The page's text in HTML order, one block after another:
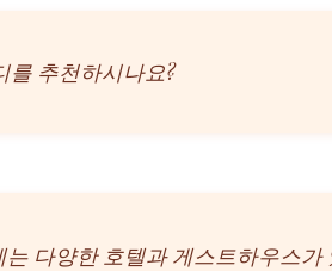
를 추천하시나요?
는 다양한 호텔과 게스트하우스